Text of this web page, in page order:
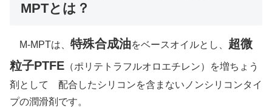
MPTとは？
M-MPTは、 特殊合成油をベースオイルとし、 超微
粒子PTFE （ポリテトラフルオロエチレン）を増ちょう
剤として
配合したシリコンを含まないノンシリコンタイ
プの潤滑剤です。